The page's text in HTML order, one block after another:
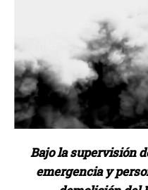
Bajo la supervisión
emergencia y